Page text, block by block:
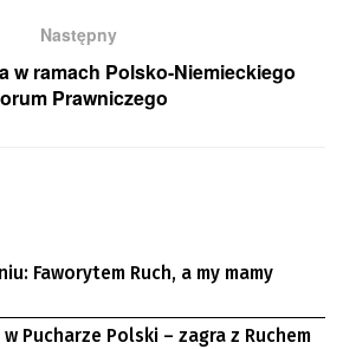
Następny
w ramach Polsko-Niemieckiego
Prawniczego
Faworytem Ruch, a my mamy
Pucharze Polski – zagra z Ruchem